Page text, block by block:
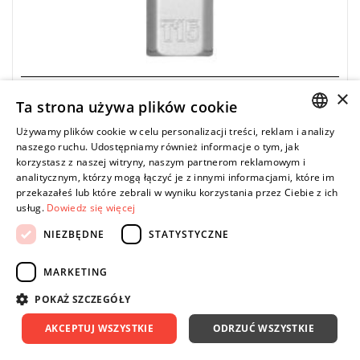
MILWAUKEE
4932500497 - Nasadka trzpieniowa 1/4" do śrub
Torx® Tamper Resistant z otworem, T15
Price tax included
21,72 zł
27,84 zł
DO KOSZYKAENGLISH
×
Ta strona używa plików cookie
Używamy plików cookie w celu personalizacji treści, reklam i analizy
naszego ruchu. Udostępniamy również informacje o tym, jak
korzystasz z naszej witryny, naszym partnerom reklamowym i
analitycznym, którzy mogą łączyć je z innymi informacjami, które im
przekazałeś lub które zebrali w wyniku korzystania przez Ciebie z ich
usług. Dowiedz się więcej
NIEZBĘDNE
STATYSTYCZNE
MARKETING
POKAŻ SZCZEGÓŁY
AKCEPTUJ WSZYSTKIE ODRZUĆ WSZYSTKIE